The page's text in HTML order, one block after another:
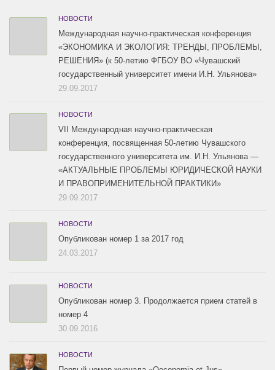
НОВОСТИ
Международная научно-практическая конференция
«ЭКОНОМИКА И ЭКОЛОГИЯ: ТРЕНДЫ, ПРОБЛЕМЫ,
РЕШЕНИЯ» (к 50-летию ФГБОУ ВО «Чувашский
государственный университет имени И.Н. Ульянова»
29.09.2017
НОВОСТИ
VII Международная научно-практическая
конференция, посвященная 50-летию Чувашского
государственного университета им. И.Н. Ульянова —
«АКТУАЛЬНЫЕ ПРОБЛЕМЫ ЮРИДИЧЕСКОЙ НАУКИ
И ПРАВОПРИМЕНИТЕЛЬНОЙ ПРАКТИКИ»
29.09.2017
НОВОСТИ
Опубликован номер 1 за 2017 год
24.03.2017
НОВОСТИ
Опубликован номер 3. Продолжается прием статей в
номер 4
30.09.2016
НОВОСТИ